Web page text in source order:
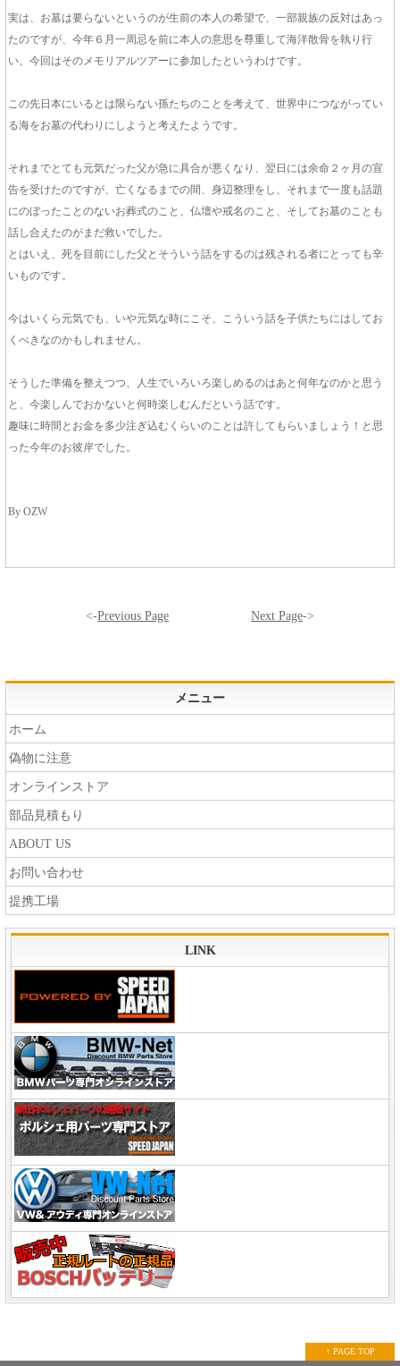
実は、お墓は要らないというのが生前の本人の希望で、一部親族の反対はあっ
たのですが、今年６月一周忌を前に本人の意思を尊重して海洋散骨を執り行
い、今回はそのメモリアルツアーに参加したというわけです。
この先日本にいるとは限らない孫たちのことを考えて、世界中につながってい
る海をお墓の代わりにしようと考えたようです。
それまでとても元気だった父が急に具合が悪くなり、翌日には余命２ヶ月の宣
告を受けたのですが、亡くなるまでの間、身辺整理をし、それまで一度も話題
にのぼったことのないお葬式のこと、仏壇や戒名のこと、そしてお墓のことも
話し合えたのがまだ救いでした。
とはいえ、死を目前にした父とそういう話をするのは残される者にとっても辛
いものです。
今はいくら元気でも、いや元気な時にこそ、こういう話を子供たちにはしてお
くべきなのかもしれません。
そうした準備を整えつつ、人生でいろいろ楽しめるのはあと何年なのかと思う
と、今楽しんでおかないと何時楽しむんだという話です。
趣味に時間とお金を多少注ぎ込むくらいのことは許してもらいましょう！と思
った今年のお彼岸でした。
By OZW
<-Previous Page Next Page->
メニュー
ホーム
偽物に注意
オンラインストア
部品見積もり
ABOUT US
お問い合わせ
提携工場
LINK
↑ PAGE TOP